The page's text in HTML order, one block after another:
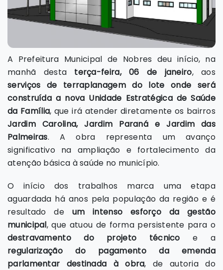
A Prefeitura Municipal de Nobres deu início, na
manhã desta terça-feira, 06 de janeiro, aos
serviços de terraplanagem do lote onde será
construída a nova Unidade Estratégica de Saúde
da Família, que irá atender diretamente os bairros
Jardim Carolina, Jardim Paraná e Jardim das
Palmeiras. A obra representa um avanço
significativo na ampliação e fortalecimento da
atenção básica à saúde no município.
O início dos trabalhos marca uma etapa
aguardada há anos pela população da região e é
resultado de um intenso esforço da gestão
municipal, que atuou de forma persistente para o
destravamento do projeto técnico e a
regularização do pagamento da emenda
parlamentar destinada à obra, de autoria do